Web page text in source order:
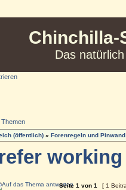
Chinchilla-
Das
(öffentlich) »Forenregeln und Pinwand
Seite1 von1 [ 1